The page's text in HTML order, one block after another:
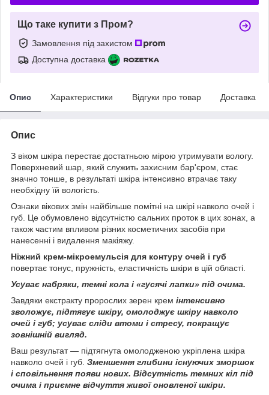
Що таке купити з Пром?
Замовлення під захистом
Доступна доставка
Опис Характеристики Відгуки про товар Доставка
Опис
З віком шкіра перестає достатньою мірою утримувати вологу.
Поверхневий шар, який служить захисним бар'єром, стає
значно тонше, в результаті шкіра інтенсивно втрачає таку
необхідну їй вологість.
Ознаки вікових змін найбільше помітні на шкірі навколо очей і
губ. Це обумовлено відсутністю сальних проток в цих зонах, а
також частим впливом різних косметичних засобів при
нанесенні і видалення макіяжу.
Ніжний крем-мікроемульсія для контуру очей і губ
повертає тонус, пружність, еластичність шкіри в цій області.
Усуває набряки, темні кола і «гусячі лапки» під очима.
Завдяки екстракту пророслих зерен крем інтенсивно
зволожує, підтягує шкіру, омолоджує шкіру навколо
очей і губ; усуває сліди втоми і стресу, покращує
зовнішній вигляд.
Ваш результат — підтягнута омолодженою укріплена шкіра
навколо очей і губ. Зменшення глибини існуючих зморшок
і сповільнення появи нових. Відсутність темних кіл під
очима і приємне відчуття живої оновленої шкіри.